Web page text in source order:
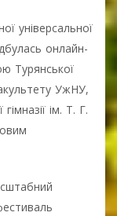
універсальної
онлайн-
Турянської
УжНУ,
ім. Т. Г.